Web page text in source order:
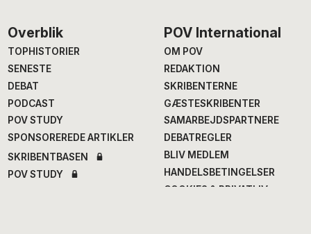
Footer
Overblik
TOPHISTORIER
SENESTE
DEBAT
PODCAST
POV STUDY
SPONSOREREDE ARTIKLER
SKRIBENTBASEN
POV STUDY
POV International
OM POV
REDAKTION
SKRIBENTERNE
GÆSTESKRIBENTER
SAMARBEJDSPARTNERE
DEBATREGLER
BLIV MEDLEM
HANDELSBETINGELSER
COOKIES & PRIVATLIV